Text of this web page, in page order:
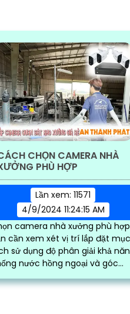
CHỌN CAMERA NHÀ
PHÙ HỢP
Lần xem: 11571
4/9/2024 11:24:15 AM
camera nhà xưởng phù hợp
cần xem xét vị trí lắp đặt mục
độ phân giải khả năng
nước hồng ngoại và góc
có khả năng...